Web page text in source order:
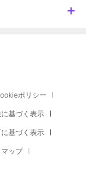
ポリシー
基づく表示
基づく表示
ップ